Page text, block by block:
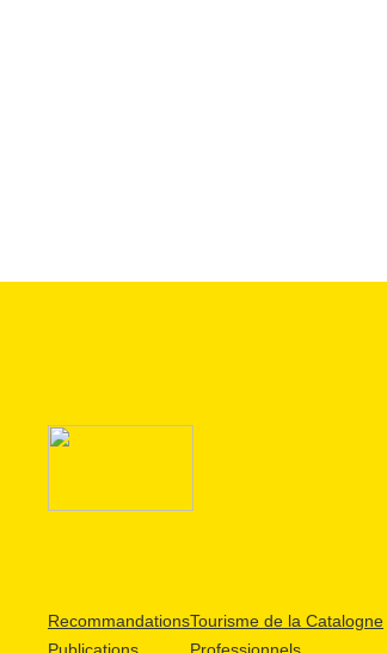
RecommandationsTourisme de la Catalogne